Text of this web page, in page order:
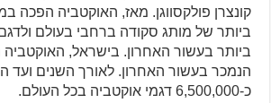
קונצרן פולקסווגן. מאז, האוקטביה הפכה
ביותר של מותג סקודה ברחבי בעולם ולדגם
ביותר בעשור האחרון. בישראל, האוקטביה
הנמכר בעשור האחרון. לאורך השנים ועד